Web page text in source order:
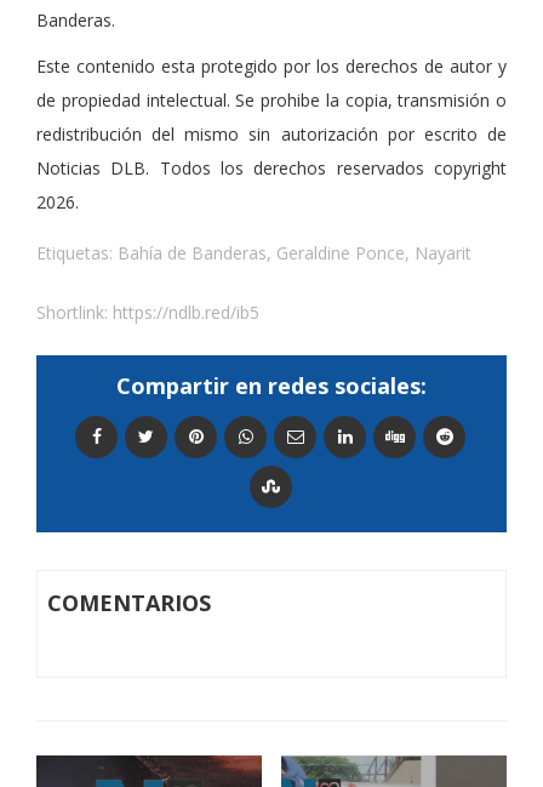
Banderas.
Este contenido esta protegido por los derechos de autor y
de propiedad intelectual. Se prohibe la copia, transmisión o
redistribución del mismo sin autorización por escrito de
Noticias DLB. Todos los derechos reservados copyright
2026.
Etiquetas: Bahía de Banderas, Geraldine Ponce, Nayarit
Shortlink: https://ndlb.red/ib5
Compartir en redes sociales:
COMENTARIOS